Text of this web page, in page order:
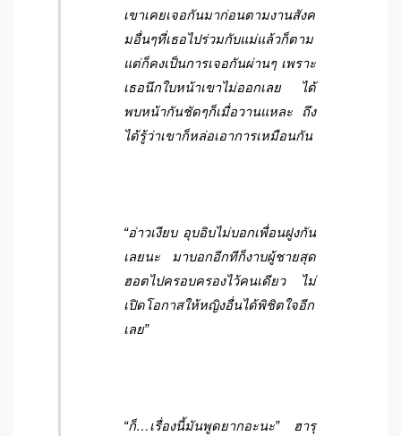
เขาเคยเจอกันมาก่อนตามงานสังค
มอื่นๆที่เธอไปร่วมกับแม่แล้วก็ตาม
แต่ก็คงเป็นการเจอกันผ่านๆ เพราะ
เธอนึกใบหน้าเขาไม่ออกเลย ได้
พบหน้ากันชัดๆก็เมื่อวานแหละ ถึง
ได้รู้ว่าเขาก็หล่อเอาการเหมือนกัน
“อ่าวเงียบ อุบอิบไม่บอกเพื่อนฝูงกัน
เลยนะ มาบอกอีกทีก็งาบผู้ชายสุด
ฮอตไปครอบครองไว้คนเดียว ไม่
เปิดโอกาสให้หญิงอื่นได้พิชิตใจอีก
เลย”
“ก็…เรื่องนี้มันพูดยากอะนะ” ฮารุ